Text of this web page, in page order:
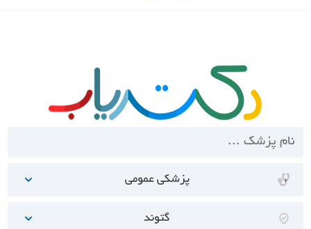
پزشکی عمومی
گتوند